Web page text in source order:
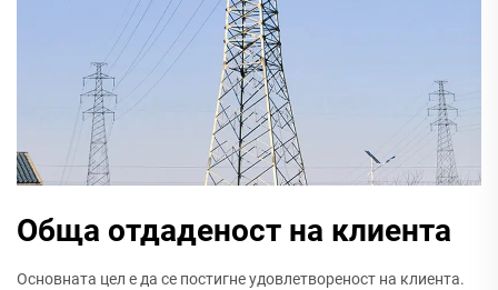
Обща отдаденост на клиента
Основната цел е да се постигне удовлетвореност на клиента.